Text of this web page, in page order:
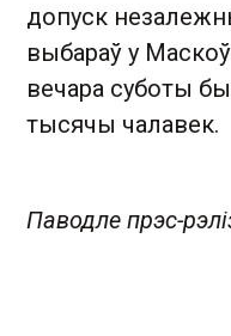
допуск
выбараў у
вечара суботы
тысячы чалавек.
Паводле прэс-